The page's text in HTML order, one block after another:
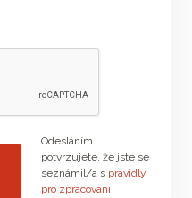
Odesláním
potvrzujete, že jste se
seznámil/a s pravidly
pro zpracování